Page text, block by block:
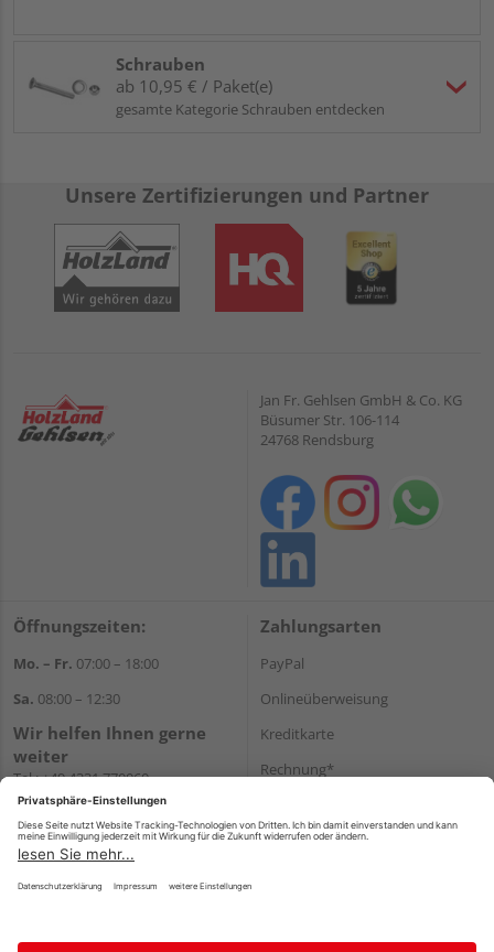
Schrauben
ab 10,95 € / Paket(e)
gesamte Kategorie Schrauben entdecken
Unsere Zertifizierungen und Partner
Jan Fr. Gehlsen GmbH & Co. KG
Büsumer Str. 106-114
24768 Rendsburg
Öffnungszeiten:
Mo. – Fr. 07:00 – 18:00
Sa. 08:00 – 12:30
Wir helfen Ihnen gerne
weiter
Tel.:+49 4331 770060
E-Mail:onlineshop@gehlsen.de
WhatsApp
Zahlungsarten
PayPal
Onlineüberweisung
Kreditkarte
Rechnung*
Versand
Impressum AGB Widerruf Datenschutz